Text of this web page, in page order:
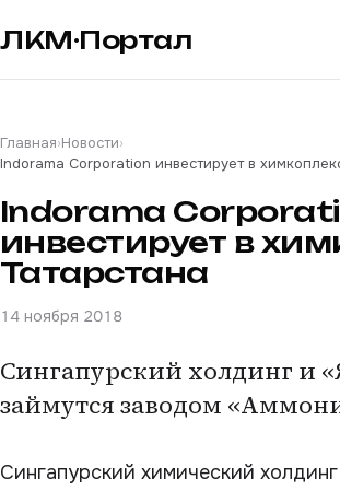
ЛКМ·Портал
Главная›Новости›
Indorama Corporation инвестирует в
Indorama
инвестирует в
Татарстана
14 ноября 2018
Сингапурский холдинг и
займутся заводом
Сингапурский химический